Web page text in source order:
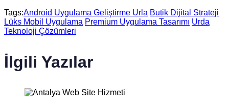
Tags:Android Uygulama Geliştirme Urla Butik Dijital Strateji
Lüks Mobil Uygulama Premium Uygulama Tasarımı Urda
Teknoloji Çözümleri
İlgili Yazılar